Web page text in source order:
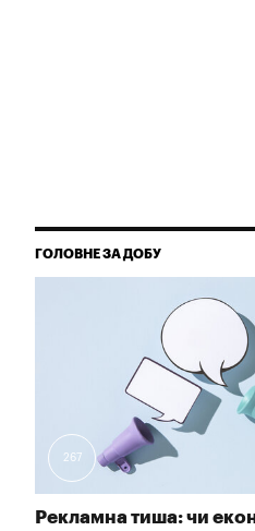
ГОЛОВНЕ ЗА ДОБУ
267
Рекламна тиша: чи